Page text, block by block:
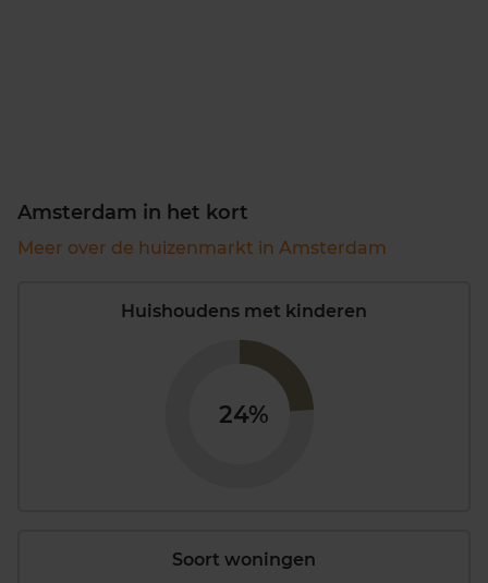
Amsterdam in het kort
Meer over de huizenmarkt in Amsterdam
Huishoudens met kinderen
24%
Soort woningen